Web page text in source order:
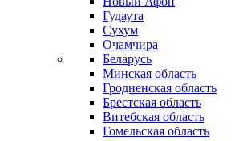
Гудаута
Сухум
Очамчира
Беларусь
Минская область
Гродненская область
Брестская область
Витебская область
Гомельская область